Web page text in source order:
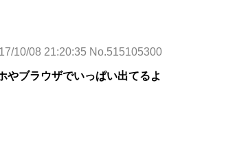
10/08 21:20:35 No.515105300
やブラウザでいっぱい出てるよ